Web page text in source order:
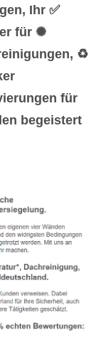
Ihr ✅
für ✺
♻
für
begeistert